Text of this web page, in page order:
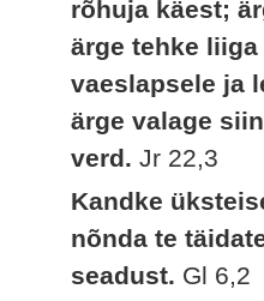
rõhuja käest;
ärge tehke
vaeslapsele ja
ärge valage
verd.Jr 22,3
Kandke
nõnda te
seadust. Gl 6,2